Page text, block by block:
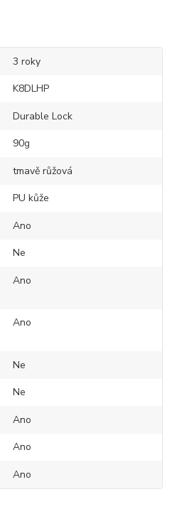
3 roky
K8DLHP
Durable Lock
90g
tmavě růžová
PU kůže
Ano
Ne
Ano
Ano
Ne
Ne
Ano
Ano
Ano